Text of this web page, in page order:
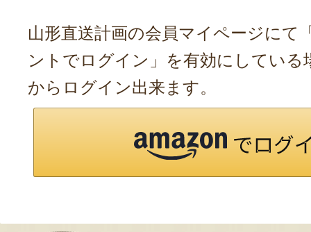
山形直送計画の会員マイページにて
ントでログイン」を有効にしている
からログイン出来ます。